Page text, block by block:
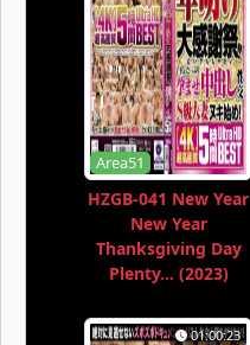
Area51
HZGB-041 New Year
New Year
Thanksgiving Day
Plenty... (2023)
01:00:23